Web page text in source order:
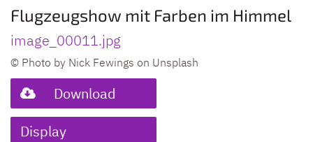
Flugzeugshow mit Farben im Himmel
image_00011.jpg
© Photo by Nick Fewings on Unsplash
Download
Display